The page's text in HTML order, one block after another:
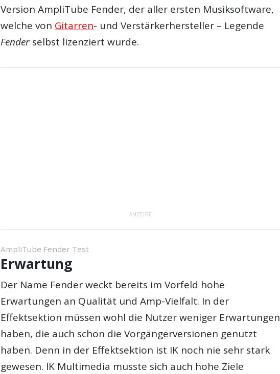
Version AmpliTube Fender, der aller ersten Musiksoftware,
welche von Gitarren- und Verstärkerhersteller – Legende
Fender selbst lizenziert wurde.
ANZEIGE
AmpliTube Fender Test
Erwartung
Der Name Fender weckt bereits im Vorfeld hohe
Erwartungen an Qualität und Amp-Vielfalt. In der
Effektsektion müssen wohl die Nutzer weniger Erwartungen
haben, die auch schon die Vorgängerversionen genutzt
haben. Denn in der Effektsektion ist IK noch nie sehr stark
gewesen. IK Multimedia musste sich auch hohe Ziele